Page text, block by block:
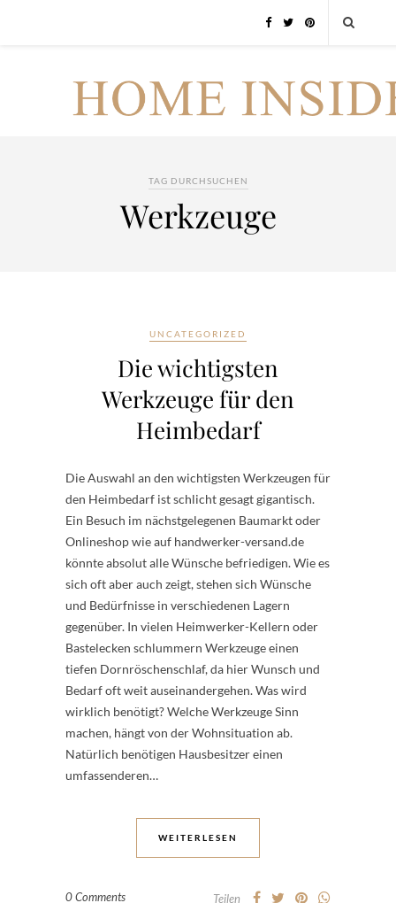
TAG DURCHSUCHEN
Werkzeuge
UNCATEGORIZED
Die wichtigsten
Werkzeuge für den
Heimbedarf
Die Auswahl an den wichtigsten Werkzeugen für
den Heimbedarf ist schlicht gesagt gigantisch.
Ein Besuch im nächstgelegenen Baumarkt oder
Onlineshop wie auf handwerker-versand.de
könnte absolut alle Wünsche befriedigen. Wie es
sich oft aber auch zeigt, stehen sich Wünsche
und Bedürfnisse in verschiedenen Lagern
gegenüber. In vielen Heimwerker-Kellern oder
Bastelecken schlummern Werkzeuge einen
tiefen Dornröschenschlaf, da hier Wunsch und
Bedarf oft weit auseinandergehen. Was wird
wirklich benötigt? Welche Werkzeuge Sinn
machen, hängt von der Wohnsituation ab.
Natürlich benötigen Hausbesitzer einen
umfassenderen…
WEITERLESEN
0 Comments Teilen